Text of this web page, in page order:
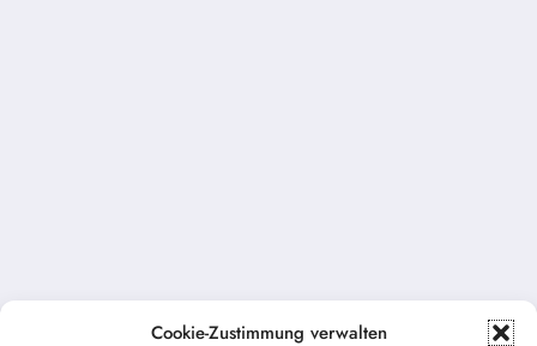
Cookie-Zustimmung verwalten